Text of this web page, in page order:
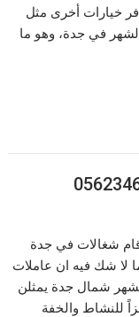
خيارات أخرى مثل
في جدة، وهو ما
شغالات في جدة
لا شك فيه ان عاملات
شمال جدة يمثلن
للنشاط والخفة